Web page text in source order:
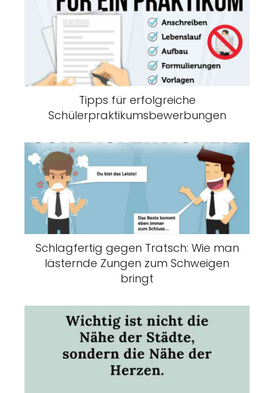
Tipps für erfolgreiche
Schülerpraktikumsbewerbungen
Schlagfertig gegen Tratsch: Wie man
lästernde Zungen zum Schweigen
bringt